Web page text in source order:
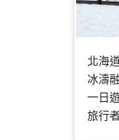
北海
冰濤
一日
旅行